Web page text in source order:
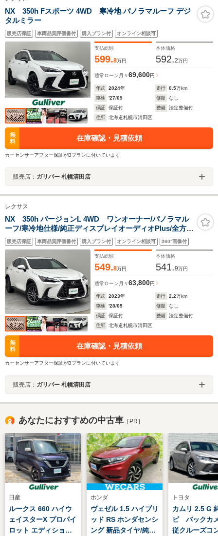
NX 350h Fスポーツ 4WD 寒冷地 パノラマルーフ デジ
タルミラー
販売店保証 車両品質評価書付 購入プラン付 オンライン相談可
支払総額
599.8万円
本体価格
592.2万円
通常ローン 月々69,600円
年式 2024年 走行 0.5万km
車検
'27/09 修復
なし
保証
保証付 整備
法定整備付
住所
北海道札幌市清田区
無
料
在庫確認・見積依頼
カーセンサーアフター保証がBプランに付いています
販売店： ガリバー 札幌清田店
レクサス
NX 350h バージョンL 4WD ワンオーナー/パノラマル
ーフ/寒冷地仕様/純正ディスプレイオーディオPlus/全方位
カメラ/純正ビルトインETC2.0/社外全方位ドラレコ/レク
サスセーフティセンス/前席パワーシート/全席シートヒー
販売店保証 車両品質評価書付 購入プラン付 オンライン相談可 360°画像付
支払総額
549.8万円
本体価格
541.9万円
通常ローン 月々63,800円
年式 2023年 走行 2.2万km
車検
'28/05 修復
なし
保証
保証付 整備
法定整備付
住所
北海道札幌市清田区
無
料
在庫確認・見積依頼
カーセンサーアフター保証がBプランに付いています
販売店： ガリバー 札幌清田店
あなたにおすすめの中古車 ［PR］
日産
ルークス 660 ハイウ
ェイスターX プロパイ
ロット エディション
ホンダ
ヴェゼル 1.5 ハイブリ
ッド RS ホンダセンシ
ング 新品タイヤ/純正
トヨタ
カムリ 2.5 G
ビ バックカ
従クルーズコ